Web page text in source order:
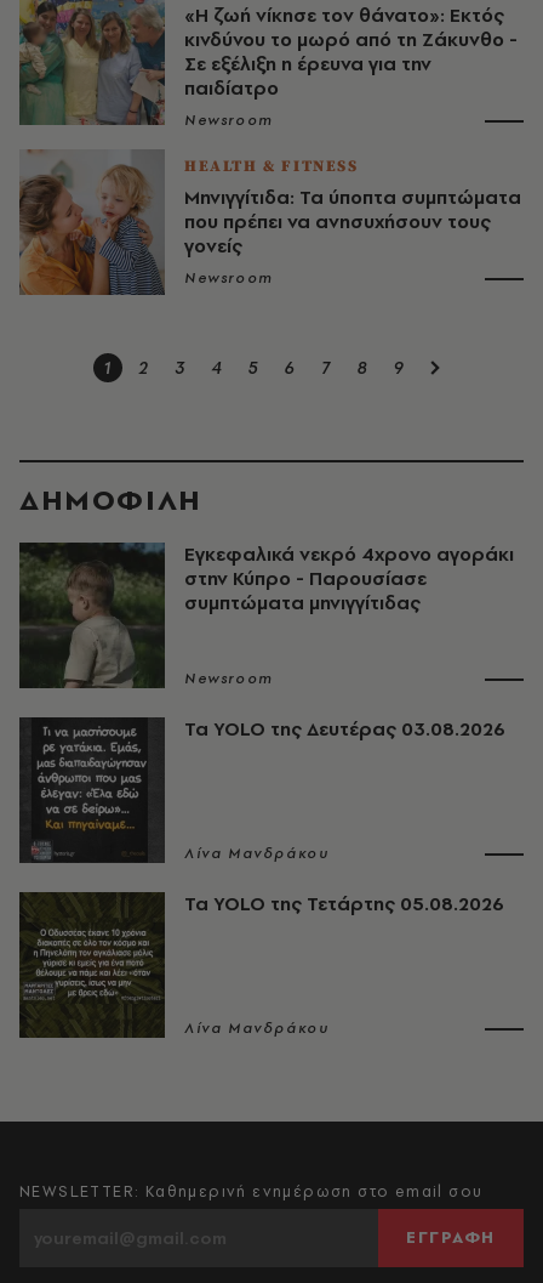
«Η ζωή νίκησε τον θάνατο»: Εκτός
κινδύνου το μωρό από τη Ζάκυνθο -
Σε εξέλιξη η έρευνα για την
παιδίατρο
Newsroom
HEALTH & FITNESS
Μηνιγγίτιδα: Τα ύποπτα συμπτώματα
που πρέπει να ανησυχήσουν τους
γονείς
Newsroom
1 2 3 4 5 6 7 8 9
ΔΗΜΟΦΙΛΗ
Εγκεφαλικά νεκρό 4χρονο αγοράκι
στην Κύπρο - Παρουσίασε
συμπτώματα μηνιγγίτιδας
Newsroom
Τα YOLO της Δευτέρας 03.08.2026
Λίνα Μανδράκου
Τα YOLO της Τετάρτης 05.08.2026
Λίνα Μανδράκου
NEWSLETTER: Καθημερινή ενημέρωση στο email σου
ΕΓΓΡΑΦΗ